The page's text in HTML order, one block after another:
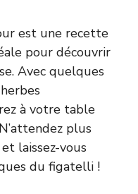
est une recette
pour découvrir
Avec quelques
à votre table
plus
laissez-vous
du figatelli !